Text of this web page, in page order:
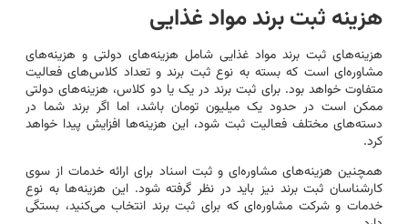
هزینه ثبت برند مواد غذایی
هزینه‌های ثبت برند مواد غذایی شامل هزینه‌های دولتی و هزینه‌های
مشاوره‌ای است که بسته به نوع ثبت برند و تعداد کلاس‌های فعالیت
متفاوت خواهد بود. برای ثبت برند در یک یا دو کلاس، هزینه‌های دولتی
ممکن است در حدود یک میلیون تومان باشد، اما اگر برند شما در
دسته‌های مختلف فعالیت ثبت شود، این هزینه‌ها افزایش پیدا خواهد
کرد.
همچنین هزینه‌های مشاوره‌ای و ثبت اسناد برای ارائه خدمات از سوی
کارشناسان ثبت برند نیز باید در نظر گرفته شود. این هزینه‌ها به نوع
خدمات و شرکت مشاوره‌ای که برای ثبت برند انتخاب می‌کنید، بستگی